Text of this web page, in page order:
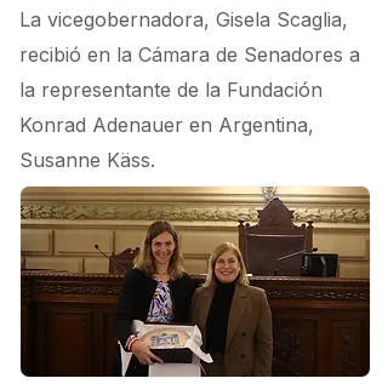
La vicegobernadora, Gisela Scaglia,
recibió en la Cámara de Senadores a
la representante de la Fundación
Konrad Adenauer en Argentina,
Susanne Käss.